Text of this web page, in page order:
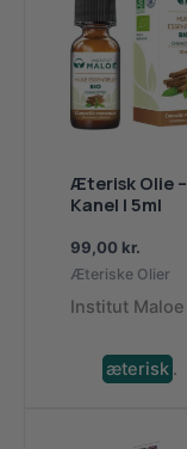
Æterisk Olie –
Kanel | 5ml
99,00 kr.
Æteriske Olier
Institut Maloe
æterisk .